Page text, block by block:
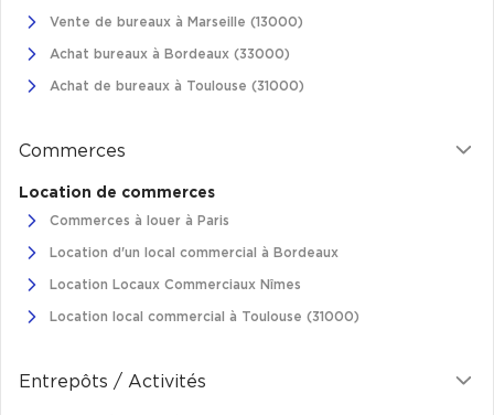
Bureaux privés à Lyon
Bureaux privés à Marseille
Bureaux privés à Lille
Plateaux opérés
Plateaux opérés à Lyon
Plateaux opérés à Neuilly-sur-Seine
Plateaux opérés à Boulogne-Billancourt
Vente de bureaux à Marseille (13000)
Achat bureaux à Bordeaux (33000)
Achat de bureaux à Toulouse (31000)
Commerces
Location de commerces
Commerces à louer à Paris
Location d'un local commercial à Bordeaux
Location Locaux Commerciaux Nîmes
Location local commercial à Toulouse (31000)
Entrepôts / Activités